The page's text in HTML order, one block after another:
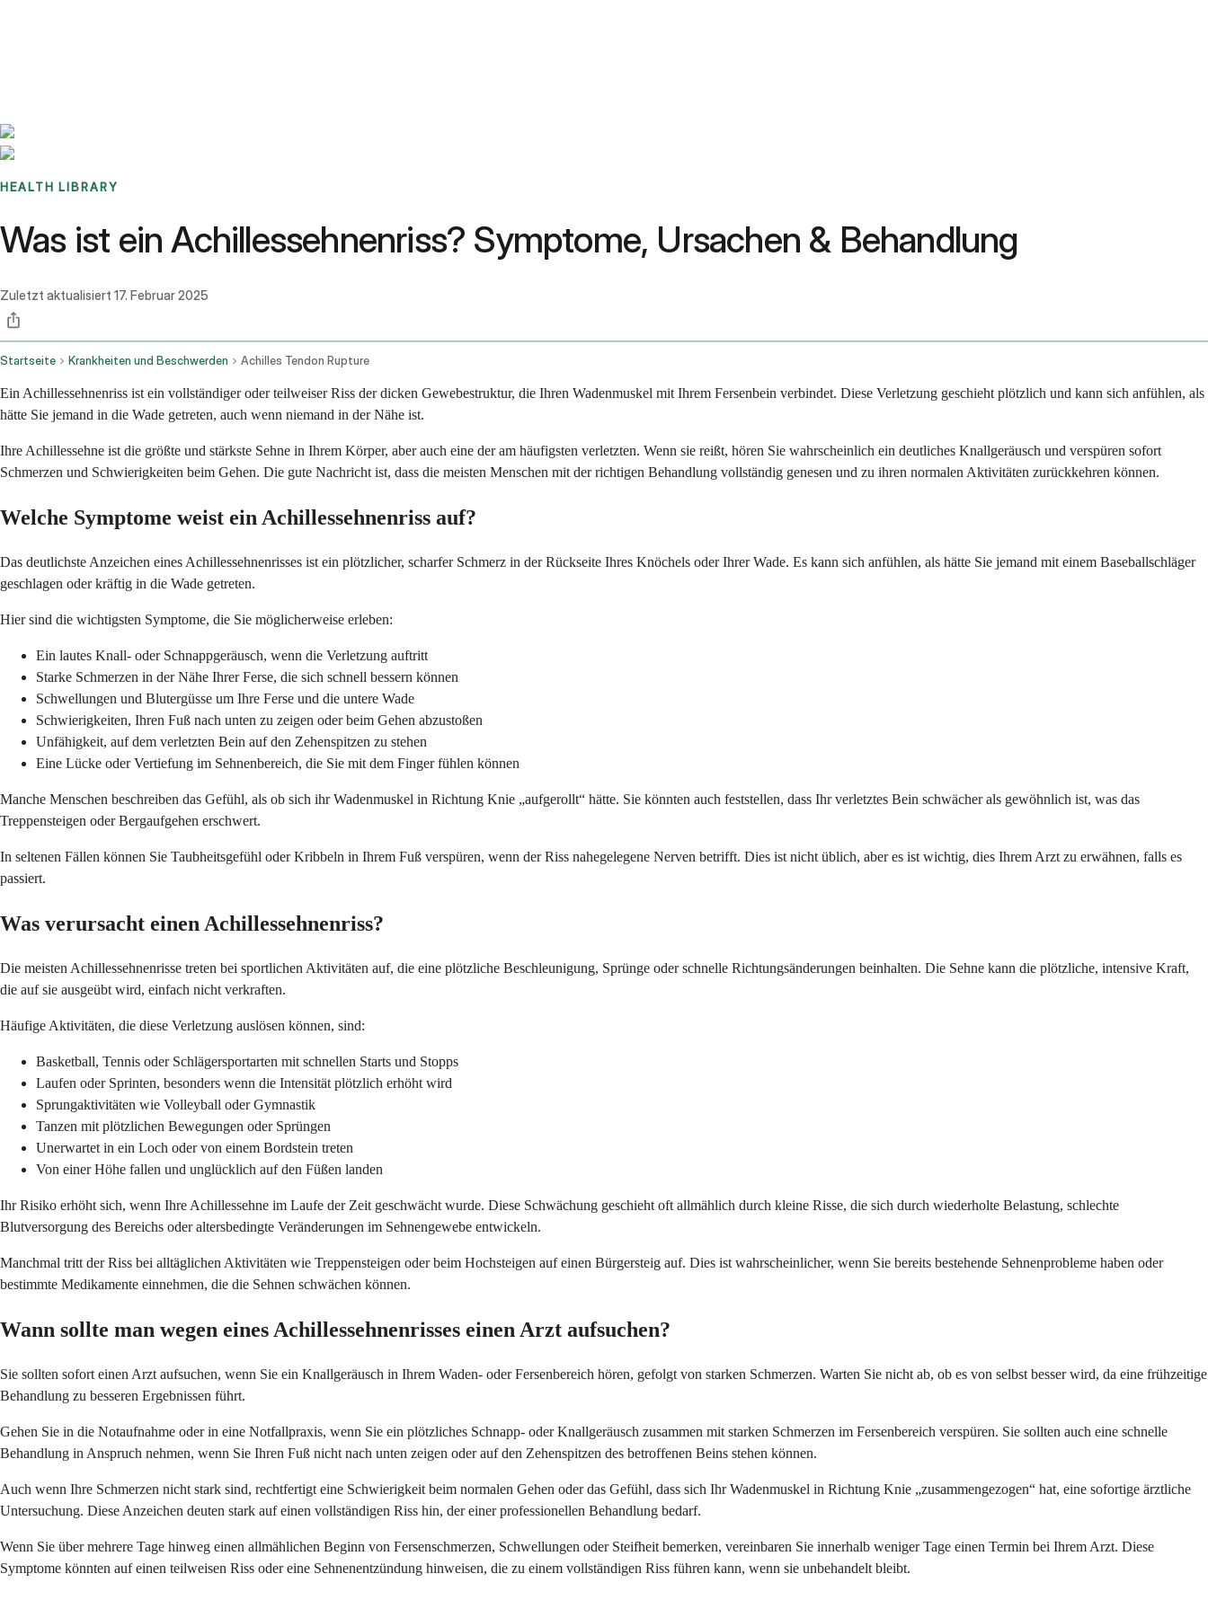
HEALTH LIBRARY
Was ist ein Achillessehnenriss? Symptome, Ursachen & Behandlung
Zuletzt aktualisiert 17. Februar 2025
Startseite Krankheiten und Beschwerden Achilles Tendon Rupture
Ein Achillessehnenriss ist ein vollständiger oder teilweiser Riss der dicken Gewebestruktur, die Ihren Wadenmuskel mit Ihrem Fersenbein verbindet. Diese Verletzung geschieht plötzlich und kann sich anfühlen, als
hätte Sie jemand in die Wade getreten, auch wenn niemand in der Nähe ist.
Ihre Achillessehne ist die größte und stärkste Sehne in Ihrem Körper, aber auch eine der am häufigsten verletzten. Wenn sie reißt, hören Sie wahrscheinlich ein deutliches Knallgeräusch und verspüren sofort
Schmerzen und Schwierigkeiten beim Gehen. Die gute Nachricht ist, dass die meisten Menschen mit der richtigen Behandlung vollständig genesen und zu ihren normalen Aktivitäten zurückkehren können.
Welche Symptome weist ein Achillessehnenriss auf?
Das deutlichste Anzeichen eines Achillessehnenrisses ist ein plötzlicher, scharfer Schmerz in der Rückseite Ihres Knöchels oder Ihrer Wade. Es kann sich anfühlen, als hätte Sie jemand mit einem Baseballschläger
geschlagen oder kräftig in die Wade getreten.
Hier sind die wichtigsten Symptome, die Sie möglicherweise erleben:
Ein lautes Knall- oder Schnappgeräusch, wenn die Verletzung auftritt
Starke Schmerzen in der Nähe Ihrer Ferse, die sich schnell bessern können
Schwellungen und Blutergüsse um Ihre Ferse und die untere Wade
Schwierigkeiten, Ihren Fuß nach unten zu zeigen oder beim Gehen abzustoßen
Unfähigkeit, auf dem verletzten Bein auf den Zehenspitzen zu stehen
Eine Lücke oder Vertiefung im Sehnenbereich, die Sie mit dem Finger fühlen können
Manche Menschen beschreiben das Gefühl, als ob sich ihr Wadenmuskel in Richtung Knie „aufgerollt“ hätte. Sie könnten auch feststellen, dass Ihr verletztes Bein schwächer als gewöhnlich ist, was das
Treppensteigen oder Bergaufgehen erschwert.
In seltenen Fällen können Sie Taubheitsgefühl oder Kribbeln in Ihrem Fuß verspüren, wenn der Riss nahegelegene Nerven betrifft. Dies ist nicht üblich, aber es ist wichtig, dies Ihrem Arzt zu erwähnen, falls es
passiert.
Was verursacht einen Achillessehnenriss?
Die meisten Achillessehnenrisse treten bei sportlichen Aktivitäten auf, die eine plötzliche Beschleunigung, Sprünge oder schnelle Richtungsänderungen beinhalten. Die Sehne kann die plötzliche, intensive Kraft,
die auf sie ausgeübt wird, einfach nicht verkraften.
Häufige Aktivitäten, die diese Verletzung auslösen können, sind:
Basketball, Tennis oder Schlägersportarten mit schnellen Starts und Stopps
Laufen oder Sprinten, besonders wenn die Intensität plötzlich erhöht wird
Sprungaktivitäten wie Volleyball oder Gymnastik
Tanzen mit plötzlichen Bewegungen oder Sprüngen
Unerwartet in ein Loch oder von einem Bordstein treten
Von einer Höhe fallen und unglücklich auf den Füßen landen
Ihr Risiko erhöht sich, wenn Ihre Achillessehne im Laufe der Zeit geschwächt wurde. Diese Schwächung geschieht oft allmählich durch kleine Risse, die sich durch wiederholte Belastung, schlechte
Blutversorgung des Bereichs oder altersbedingte Veränderungen im Sehnengewebe entwickeln.
Manchmal tritt der Riss bei alltäglichen Aktivitäten wie Treppensteigen oder beim Hochsteigen auf einen Bürgersteig auf. Dies ist wahrscheinlicher, wenn Sie bereits bestehende Sehnenprobleme haben oder
bestimmte Medikamente einnehmen, die die Sehnen schwächen können.
Wann sollte man wegen eines Achillessehnenrisses einen Arzt aufsuchen?
Sie sollten sofort einen Arzt aufsuchen, wenn Sie ein Knallgeräusch in Ihrem Waden- oder Fersenbereich hören, gefolgt von starken Schmerzen. Warten Sie nicht ab, ob es von selbst besser wird, da eine frühzeitige
Behandlung zu besseren Ergebnissen führt.
Gehen Sie in die Notaufnahme oder in eine Notfallpraxis, wenn Sie ein plötzliches Schnapp- oder Knallgeräusch zusammen mit starken Schmerzen im Fersenbereich verspüren. Sie sollten auch eine schnelle
Behandlung in Anspruch nehmen, wenn Sie Ihren Fuß nicht nach unten zeigen oder auf den Zehenspitzen des betroffenen Beins stehen können.
Auch wenn Ihre Schmerzen nicht stark sind, rechtfertigt eine Schwierigkeit beim normalen Gehen oder das Gefühl, dass sich Ihr Wadenmuskel in Richtung Knie „zusammengezogen“ hat, eine sofortige ärztliche
Untersuchung. Diese Anzeichen deuten stark auf einen vollständigen Riss hin, der einer professionellen Behandlung bedarf.
Wenn Sie über mehrere Tage hinweg einen allmählichen Beginn von Fersenschmerzen, Schwellungen oder Steifheit bemerken, vereinbaren Sie innerhalb weniger Tage einen Termin bei Ihrem Arzt. Diese
Symptome könnten auf einen teilweisen Riss oder eine Sehnenentzündung hinweisen, die zu einem vollständigen Riss führen kann, wenn sie unbehandelt bleibt.